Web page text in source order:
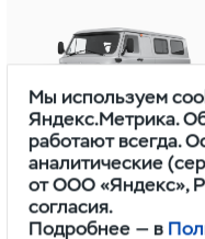
Выгода до 346 000 ₽
Мы используем
Яндекс.Метрика.
работают всегда.
аналитические
от ООО «Яндекс»,
согласия.
Подробнее — в